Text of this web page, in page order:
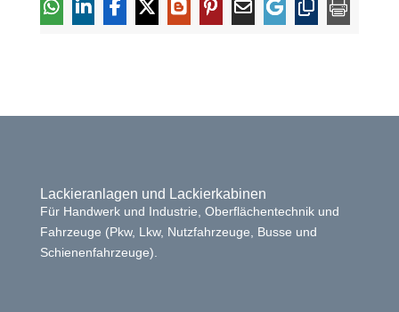
Lackieranlagen und Lackierkabinen
Für Handwerk und Industrie, Oberflächentechnik und
Fahrzeuge (Pkw, Lkw, Nutzfahrzeuge, Busse und
Schienenfahrzeuge).